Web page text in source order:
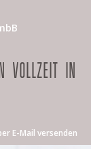
VOLLZEIT IN
E-Mail versenden